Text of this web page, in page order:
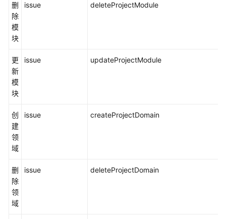
删
除
模
块
issue deleteProjectModule
更
新
模
块
issue updateProjectModule
创
建
领
域
issue createProjectDomain
删
除
领
域
issue deleteProjectDomain